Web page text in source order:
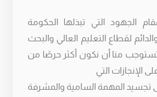
الجهود التي تبذلها الحكومة
لقطاع التعليم العالي والبحث
منا أن نكون أكثر حرصًا من
التي
تجسيد المهمة السامية والمشرفة